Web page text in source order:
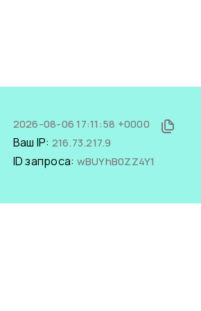
2026-08-06 17:11:58 +0000
Ваш IP: 216.73.217.9
ID запроса: wBUYhB0ZZ4Y1